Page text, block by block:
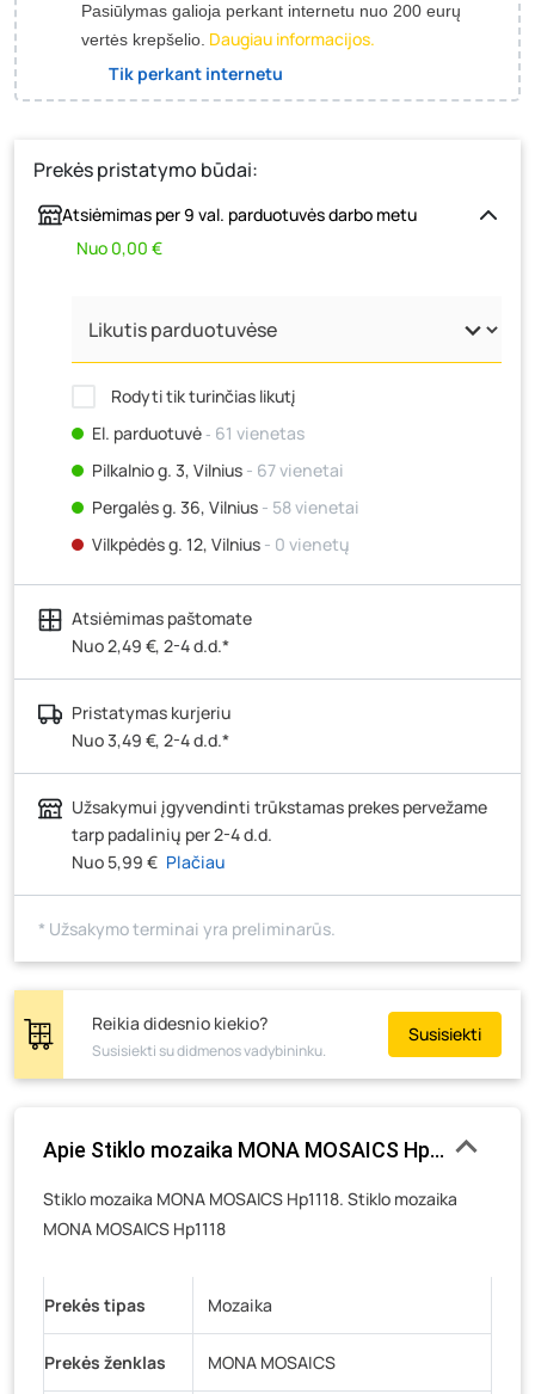
Pasiūlymas galioja perkant internetu nuo 200 eurų
vertės krepšelio. Daugiau informacijos.
Tik perkant internetu
Prekės pristatymo būdai:
Atsiėmimas per 9 val. parduotuvės darbo metu
Nuo 0,00 €
Rodyti tik turinčias likutį
El. parduotuvė‐ 61 vienetas
Pilkalnio g. 3, Vilnius - 67 vienetai
Pergalės g. 36, Vilnius - 58 vienetai
Vilkpėdės g. 12, Vilnius - 0 vienetų
Ateities g. 15, Vilnius- 78 vienetai
Kauno r., Narsiečių k., Vytauto g. 183, Kaunas
vienetai
Šilutės pl. 83A, Klaipėda- 0 vienetų
Pramonės g. 7, Šiauliai
Klaipėdos g. 170R, Panevėžys
J. Basanavičiaus g. 6, Utena
Novočėbės k. 3, Kėdainiai
Skuodo g. 41, Mažeikiai- 88 vienetai
Žemaičių g. 2, Raseiniai
Pramonės g. 6E, Šilutė- 0 vienetų
Gedimino g. 54, Tauragė- 0 vienetų
Veteranų g. 11, Visaginas - 0 vienetų
Baravykų g. 1, Druskininkai- 0 vienetų
Vilniaus g. 89D, Ukmergė
K. Donelaičio g. 17, Rokiškis
Šaltupės g. 64, Zarasai
Atsiėmimas paštomate
Nuo 2,49 €, 2-4 d.d.*
Pristatymas kurjeriu
Nuo 3,49 €, 2-4 d.d.*
Užsakymui įgyvendinti trūkstamas prekes pervežame
tarp padalinių per 2-4 d.d.
Nuo 5,99 € Plačiau
* Užsakymo terminai yra preliminarūs.
Reikia didesnio kiekio?
Susisiekti su didmenos vadybininku.
Susisiekti
Apie Stiklo mozaika MONA MOSAICS Hp1118, 300
Stiklo mozaika MONA MOSAICS Hp1118. Stiklo mozaika
MONA MOSAICS Hp1118
Prekės tipas Mozaika
Prekės ženklas MONA MOSAICS